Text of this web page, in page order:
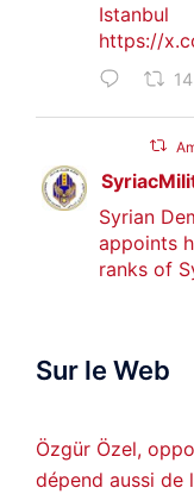
Istanbul
https://
14
Syrian
appoints
ranks of
ܚܘܪܐ ܐܒܓܪ
Sur le Web
Özgür Özel,
dépend aussi de